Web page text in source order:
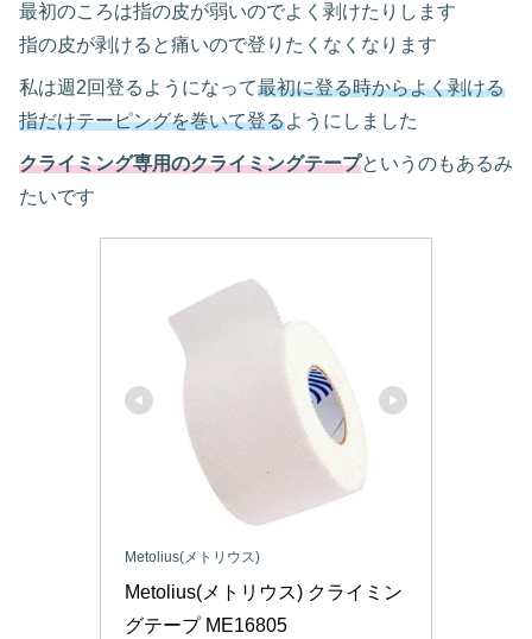
最初のころは指の皮が弱いのでよく剥けたりします
指の皮が剥けると痛いので登りたくなくなります
私は週2回登るようになって最初に登る時からよく剥ける
指だけテーピングを巻いて登るようにしました
クライミング専用のクライミングテープというのもあるみ
たいです
Metolius(メトリウス)
Metolius(メトリウス) クライミン
グテープ ME16805